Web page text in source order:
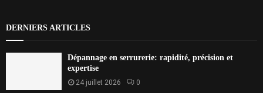
DERNIERS ARTICLES
Dépannage en serrurerie: rapidité, précision et
expertise
24 juillet 2026 0